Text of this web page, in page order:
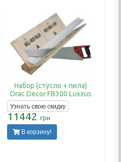
Набор (стусло + пила)
Orac Decor FB300 Luxxus
Узнать свою скидку
11442 грн
В корзину!